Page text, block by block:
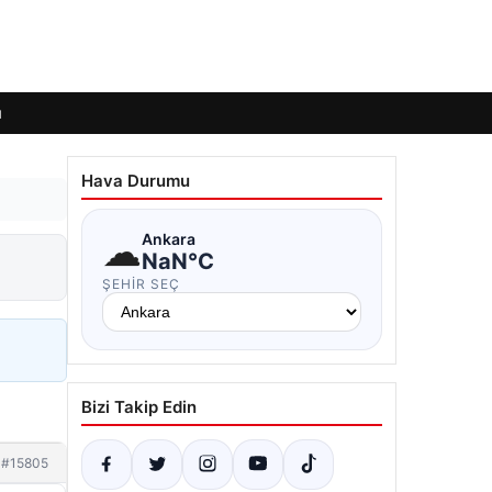
#15805
Hava Durumu
☁Ankara
NaN°C
ŞEHIR SEÇ
Bizi Takip Edin